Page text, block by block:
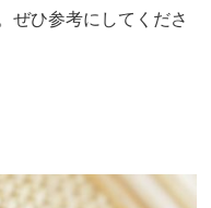
ぜひ参考にしてくださ